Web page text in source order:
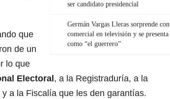
ser candidato presidencial
Germán Vargas Lleras sorprende con
comercial en televisión y se presenta
como “el guerrero”
que
de un
lo que
Electoral , a la Registraduría, a la
a la Fiscalía que les den garantías.